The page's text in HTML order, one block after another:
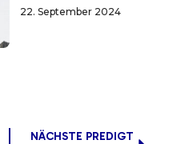
22. September 2024
NÄCHSTE PREDIGT